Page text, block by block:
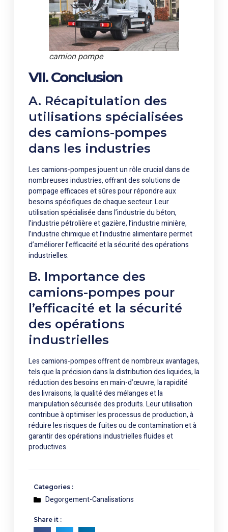
camion pompe
VII. Conclusion
A. Récapitulation des
utilisations spécialisées
des camions-pompes
dans les industries
Les camions-pompes jouent un rôle crucial dans de
nombreuses industries, offrant des solutions de
pompage efficaces et sûres pour répondre aux
besoins spécifiques de chaque secteur. Leur
utilisation spécialisée dans l’industrie du béton,
l’industrie pétrolière et gazière, l’industrie minière,
l’industrie chimique et l’industrie alimentaire permet
d’améliorer l’efficacité et la sécurité des opérations
industrielles.
B. Importance des
camions-pompes pour
l’efficacité et la sécurité
des opérations
industrielles
Les camions-pompes offrent de nombreux avantages,
tels que la précision dans la distribution des liquides, la
réduction des besoins en main-d’œuvre, la rapidité
des livraisons, la qualité des mélanges et la
manipulation sécurisée des produits. Leur utilisation
contribue à optimiser les processus de production, à
réduire les risques de fuites ou de contamination et à
garantir des opérations industrielles fluides et
productives.
Categories :
Degorgement-Canalisations
Share it :